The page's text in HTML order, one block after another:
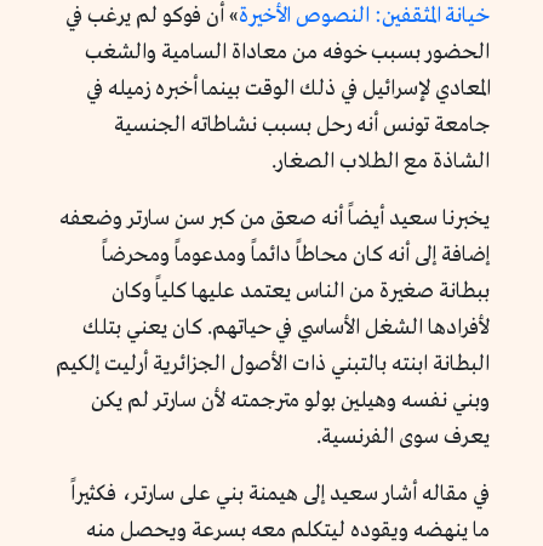
خيانة المثقفين: النصوص الأخيرة» أن فوكو لم يرغب في
الحضور بسبب خوفه من معاداة السامية والشغب
المعادي لإسرائيل في ذلك الوقت بينما أخبره زميله في
جامعة تونس أنه رحل بسبب نشاطاته الجنسية
الشاذة مع الطلاب الصغار.
يخبرنا سعيد أيضاً أنه صعق من كبر سن سارتر وضعفه
إضافة إلى أنه كان محاطاً دائماً ومدعوماً ومحرضاً
ببطانة صغيرة من الناس يعتمد عليها كلياً وكان
لأفرادها الشغل الأساسي في حياتهم. كان يعني بتلك
البطانة ابنته بالتبني ذات الأصول الجزائرية أرليت إلكيم
وبني نفسه وهيلين بولو مترجمته لأن سارتر لم يكن
يعرف سوى الفرنسية.
في مقاله أشار سعيد إلى هيمنة بني على سارتر، فكثيراً
ما ينهضه ويقوده ليتكلم معه بسرعة ويحصل منه